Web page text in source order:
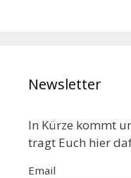
Newsletter
In Kürze kommt
tragt Euch hier
Email